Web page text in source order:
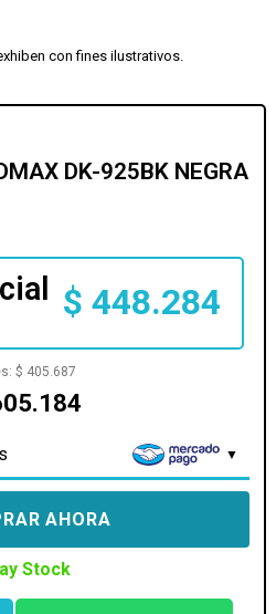
con fines ilustrativos.
DK-925BK NEGRA
$ 448.284
$ 405.687
AHORA
Stock